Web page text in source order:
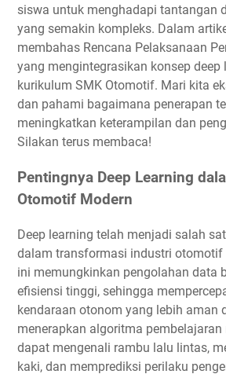
siswa untuk menghadapi tantangan
yang semakin kompleks. Dalam
membahas Rencana Pelaksanaan
yang mengintegrasikan konsep deep
kurikulum SMK Otomotif. Mari kita
dan pahami bagaimana penerapan
meningkatkan keterampilan dan
Silakan terus membaca!
Pentingnya Deep Learning
Otomotif Modern
Deep learning telah menjadi salah
dalam transformasi industri otomotif
ini memungkinkan pengolahan data
efisiensi tinggi, sehingga
kendaraan otonom yang lebih aman
menerapkan algoritma
dapat mengenali rambu lalu lintas,
kaki, dan memprediksi perilaku